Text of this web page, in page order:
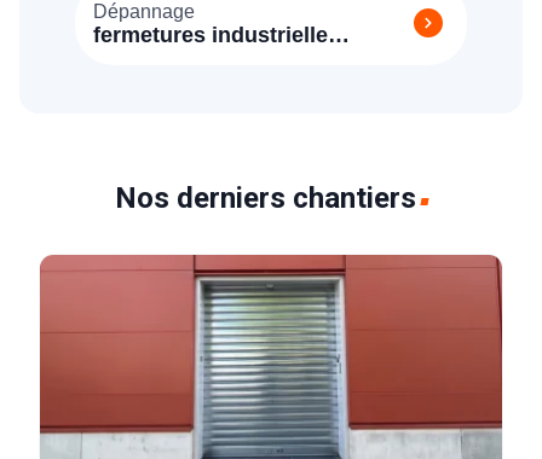
Dépannage
fermetures industrielle
Nos derniers chantiers